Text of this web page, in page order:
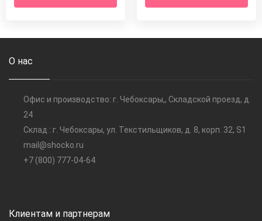
О нас
Офис и производство: г. Чебоксары,, Складской проезд, д.
24
Склад : г. Чебоксары, ул. Текстильщиков, д. 8, корп. 32, S1
mail@shocko.ru
+7 (800) 777-04-64
Клиентам и партнерам